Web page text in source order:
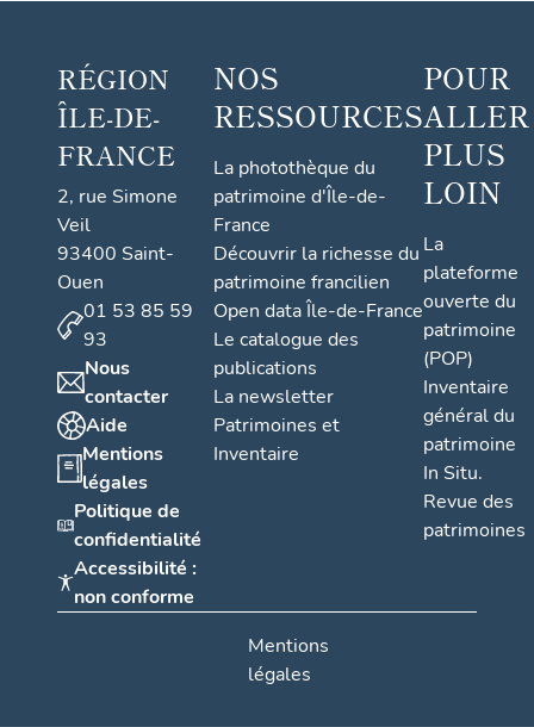
RÉGION
ÎLE-DE-
FRANCE
2, rue Simone
Veil
93400 Saint-
Ouen
01 53 85 59
93
Nous
contacter
Aide
Mentions
légales
Politique de
confidentialité
Accessibilité :
non conforme
NOS
RESSOURCES
La photothèque du
patrimoine d'Île-de-
France
Découvrir la richesse du
patrimoine francilien
Open data Île-de-France
Le catalogue des
publications
La newsletter
Patrimoines et
Inventaire
POUR
ALLER
PLUS
LOIN
La
plateforme
ouverte du
patrimoine
(POP)
Inventaire
général du
patrimoine
In Situ.
Revue des
patrimoines
Mentions
légales